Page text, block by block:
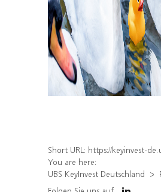
Short URL: https://keyinvest-de.ubs.com/produkt/
You are here:
UBS KeyInvest Deutschland